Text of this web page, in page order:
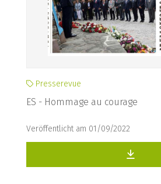
Presserevue
ES - Hommage au courage
Veröffentlicht am 01/09/2022